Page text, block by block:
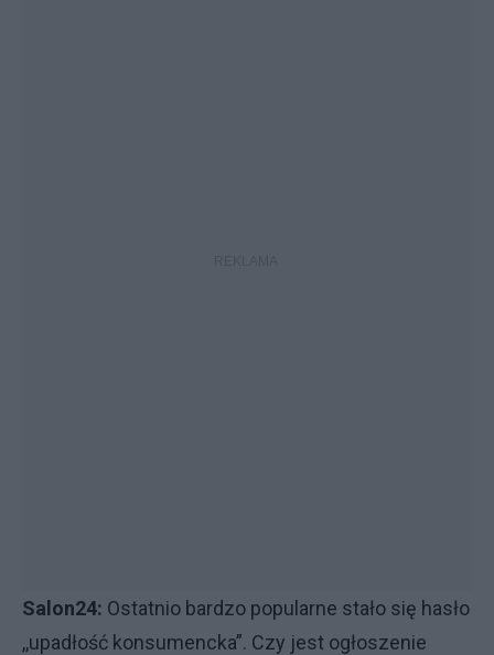
Salon24: Ostatnio bardzo popularne stało się hasło
,,upadłość konsumencka”. Czy jest ogłoszenie